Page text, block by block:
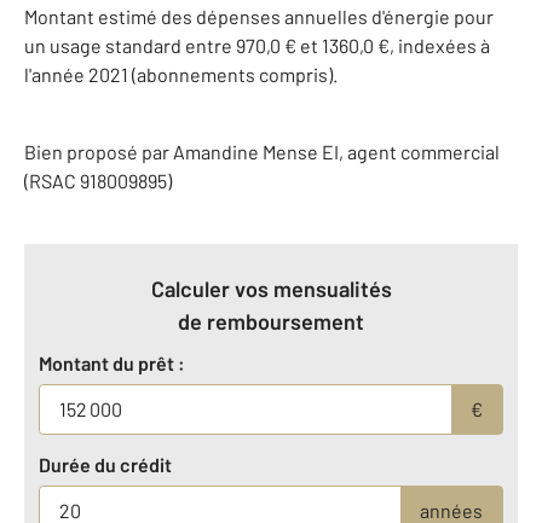
Montant estimé des dépenses annuelles d'énergie pour
un usage standard entre 970,0 € et 1360,0 €, indexées à
l'année 2021 (abonnements compris).
Bien proposé par Amandine Mense EI, agent commercial
(RSAC 918009895)
Calculer vos mensualités
de remboursement
Montant du prêt :
€
Durée du crédit
années